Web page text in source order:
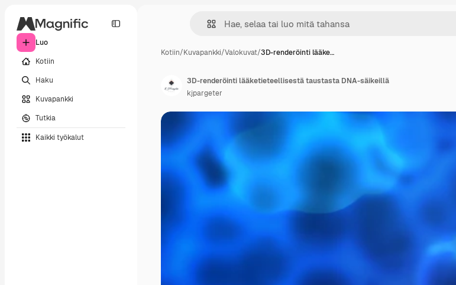
Luo
Kotiin
Haku
Kuvapankki
Tutkia
Kaikki työkalut
Kotiin/Kuvapankki/Valokuvat/3D-renderöinti lääke…
3D-renderöinti lääketieteellisestä taustasta DNA-säikeillä
kjpargeter